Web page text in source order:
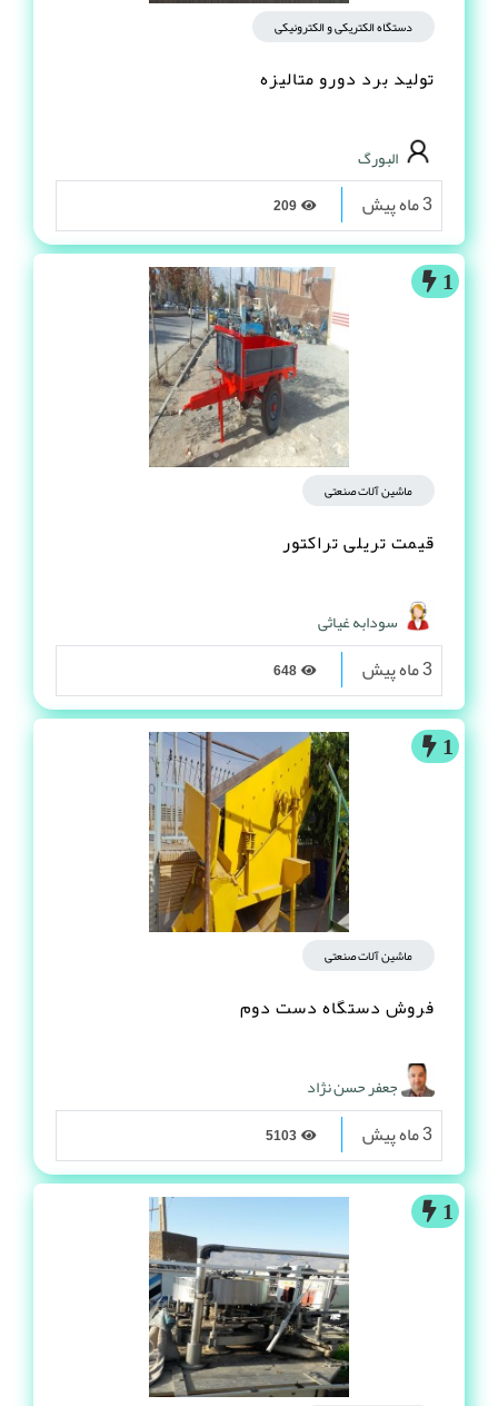
دستگاه الکتریکی و الکترونیکی
تولید برد دورو متالیزه
البورگ
3 ماه پیش
1
ماشین آلات صنعتی
قیمت تریلی تراکتور
سودابه غیاثی
3 ماه پیش
1
ماشین آلات صنعتی
فروش دستگاه دست دوم
جعفر حسن نژاد
3 ماه پیش
1